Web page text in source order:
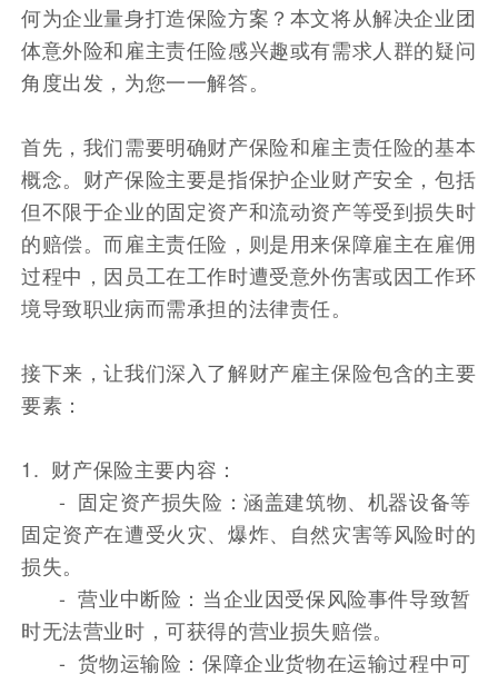
何为企业量身打造保险方案？本文将从解决企业团
体意外险和雇主责任险感兴趣或有需求人群的疑问
角度出发，为您一一解答。
首先，我们需要明确财产保险和雇主责任险的基本
概念。财产保险主要是指保护企业财产安全，包括
但不限于企业的固定资产和流动资产等受到损失时
的赔偿。而雇主责任险，则是用来保障雇主在雇佣
过程中，因员工在工作时遭受意外伤害或因工作环
境导致职业病而需承担的法律责任。
接下来，让我们深入了解财产雇主保险包含的主要
要素：
1. 财产保险主要内容：
- 固定资产损失险：涵盖建筑物、机器设备等
固定资产在遭受火灾、爆炸、自然灾害等风险时的
损失。
- 营业中断险：当企业因受保风险事件导致暂
时无法营业时，可获得的营业损失赔偿。
- 货物运输险：保障企业货物在运输过程中可